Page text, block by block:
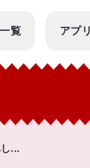
覧 アプリ
...